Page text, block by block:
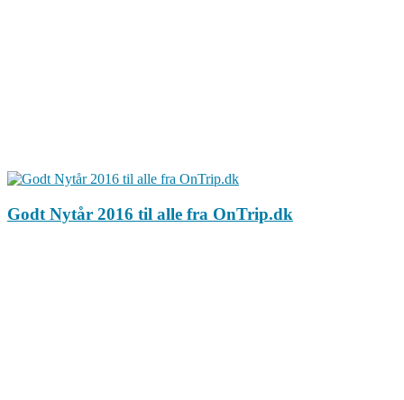
Godt Nytår 2016 til alle fra OnTrip.dk